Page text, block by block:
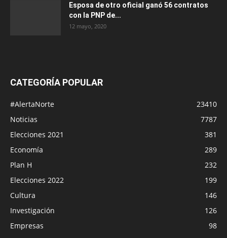
Esposa de otro oficial ganó 56 contratos
con la PNP de...
12 mayo, 2020
CATEGORÍA POPULAR
#AlertaNorte
23410
Noticias
7787
Elecciones 2021
381
Economía
289
Plan H
232
Elecciones 2022
199
Cultura
146
Investigación
126
Empresas
98